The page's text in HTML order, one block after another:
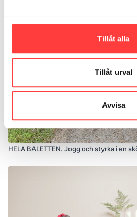
Tillåt alla
Tillåt urval
Avvisa
HELA BALETTEN. Jogg och styrka i en